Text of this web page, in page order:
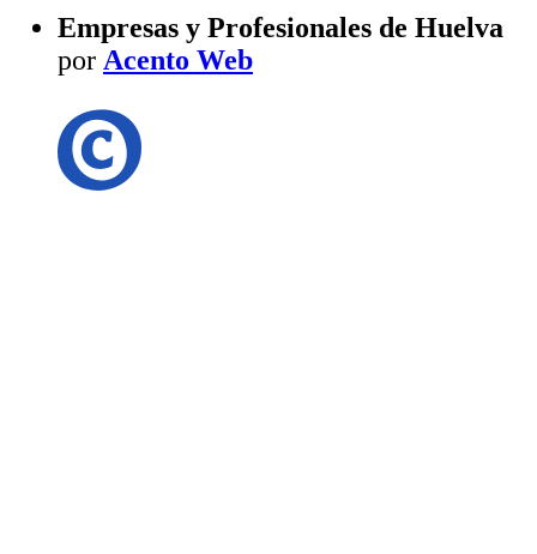
Empresas y Profesionales de Huelva
por Acento Web